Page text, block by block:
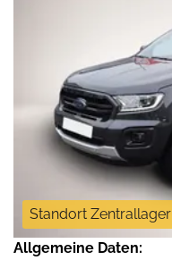
Standort Zentrallager
Allgemeine Daten: